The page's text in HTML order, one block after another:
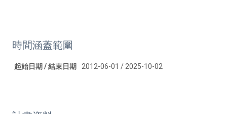
時間涵蓋範圍
起始日期 / 結束日期 2012-06-01 / 2025-10-02